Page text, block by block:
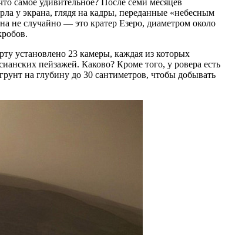
у экрана, глядя на кадры, переданные «небесным
не случайно — это кратер Езеро, диаметром около
установлено 23 камеры, каждая из которых
пейзажей. Каково? Кроме того, у ровера есть
на глубину до 30 сантиметров, чтобы добывать